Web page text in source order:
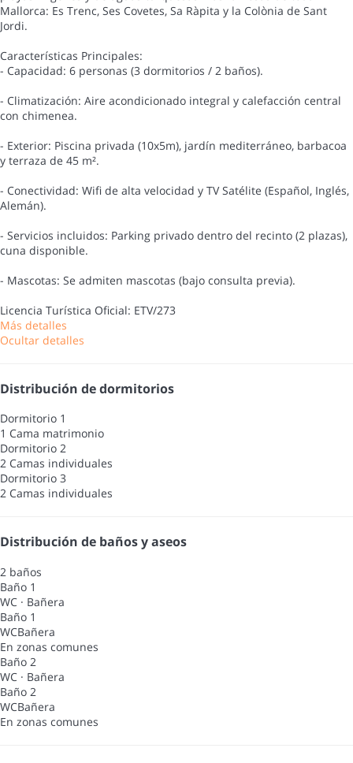
Mallorca: Es Trenc, Ses Covetes, Sa Ràpita y la Colònia de Sant
Jordi.
Características Principales:
- Capacidad: 6 personas (3 dormitorios / 2 baños).
- Climatización: Aire acondicionado integral y calefacción central
con chimenea.
- Exterior: Piscina privada (10x5m), jardín mediterráneo, barbacoa
y terraza de 45 m².
- Conectividad: Wifi de alta velocidad y TV Satélite (Español, Inglés,
Alemán).
- Servicios incluidos: Parking privado dentro del recinto (2 plazas),
cuna disponible.
- Mascotas: Se admiten mascotas (bajo consulta previa).
Licencia Turística Oficial: ETV/273
Más detalles
Ocultar detalles
Distribución de dormitorios
Dormitorio 1
1 Cama matrimonio
Dormitorio 2
2 Camas individuales
Dormitorio 3
2 Camas individuales
Distribución de baños y aseos
2 baños
Baño 1
WC · Bañera
Baño 1
WCBañera
En zonas comunes
Baño 2
WC · Bañera
Baño 2
WCBañera
En zonas comunes